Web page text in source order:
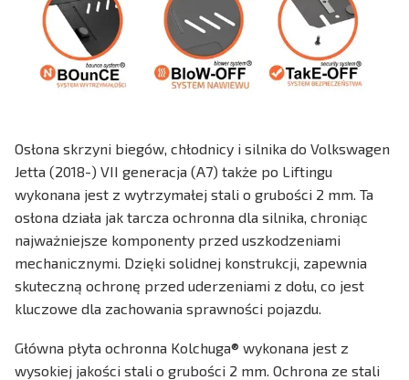
Osłona skrzyni biegów, chłodnicy i silnika do Volkswagen
Jetta (2018-) VII generacja (A7) także po Liftingu
wykonana jest z wytrzymałej stali o grubości 2 mm. Ta
osłona działa jak tarcza ochronna dla silnika, chroniąc
najważniejsze komponenty przed uszkodzeniami
mechanicznymi. Dzięki solidnej konstrukcji, zapewnia
skuteczną ochronę przed uderzeniami z dołu, co jest
kluczowe dla zachowania sprawności pojazdu.
Główna płyta ochronna Kolchuga® wykonana jest z
wysokiej jakości stali o grubości 2 mm. Ochrona ze stali